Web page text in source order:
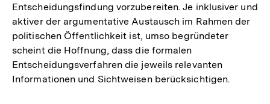
Entscheidungsfindung vorzubereiten. Je inklusiver und
aktiver der argumentative Austausch im Rahmen der
politischen Öffentlichkeit ist, umso begründeter
scheint die Hoffnung, dass die formalen
Entscheidungsverfahren die jeweils relevanten
Informationen und Sichtweisen berücksichtigen.